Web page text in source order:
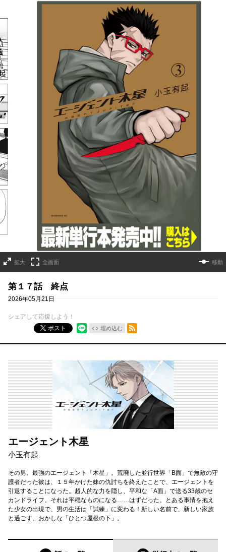
詳細ページへのリンク
拡大 全画面 移動
第１７話 終点
2026年05月21日
シェアして応援しよう！
ポスト
埋め込む
RSSフィード
エージェント木星
小玉有起
その男、最強のエージェント「木星」。荒廃した並行世界「B面」で無敵の守
護者だった彼は、１５年かけた妹の仇討ちを終えたことで、エージェントを
引退することになった。超人的な力を隠し、平和な「A面」で送る33歳のセ
カンドライフ。それは平穏なものになる……はずだった。とある事情を抱え
た少女の出現で、男の生活は「試練」に変わる！新しい名前で、新しい家族
と過ごす、おかしな「ひとつ屋根の下」。